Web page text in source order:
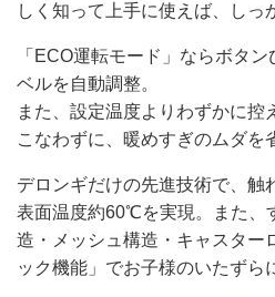
しく知って上手に使えば、しっ
「ECO運転モード」ならボタ
ベルを自動調整。
また、設定温度よりわずかに控
こなわずに、暖めすぎのムダを
デロンギだけの先進技術で、触
表面温度約60℃を実現。また、
造・メッシュ構造・キャスター
ック機能」でお子様のいたずら